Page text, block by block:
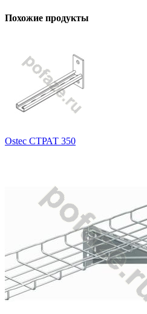
Похожие продукты
Ostec СТРАТ 350